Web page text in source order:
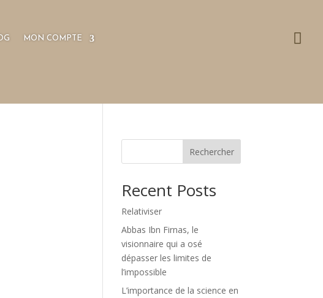
MON COMPTE 
Rechercher
Recent Posts
Relativiser
Abbas Ibn Firnas, le
visionnaire qui a osé
dépasser les limites de
l’impossible
L’importance de la science en